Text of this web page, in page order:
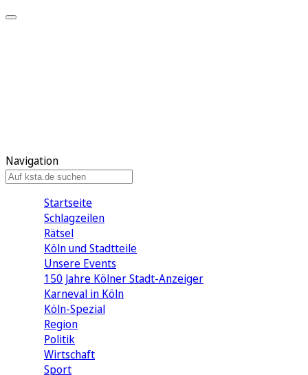
Navigation
Startseite
Schlagzeilen
Rätsel
Köln und Stadtteile
Unsere Events
150 Jahre Kölner Stadt-Anzeiger
Karneval in Köln
Köln-Spezial
Region
Politik
Wirtschaft
Sport